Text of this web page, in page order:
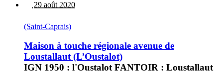
29 août 2020
(Saint-Caprais)
Maison à touche régionale avenue de
Loustallaut (L’Oustalot)
IGN 1950 : l'Oustalot FANTOIR : Loustallaut